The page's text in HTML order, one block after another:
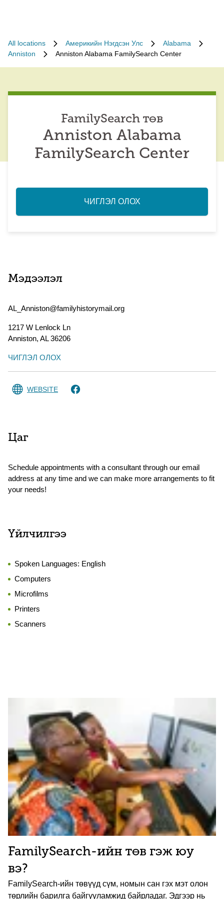
All locations Америкийн Нэгдсэн Улс
Alabama
Anniston
Anniston Alabama FamilySearch Center
FamilySearch төв
Anniston Alabama
FamilySearch Center
ЧИГЛЭЛ ОЛОХ
Мэдээлэл
AL_Anniston@familyhistorymail.org
1217 W Lenlock Ln
Anniston, AL36206
ЧИГЛЭЛ ОЛОХ
WEBSITE
Цаг
Schedule appointments with a consultant through our email
address at any time and we can make more arrangements to fit
your needs!
Үйлчилгээ
Spoken Languages: English
Computers
Microfilms
Printers
Scanners
FamilySearch-ийн төв гэж юу
вэ?
FamilySearch-ийн төвүүд сүм, номын сан гэх мэт олон
төрлийн барилга байгууламжид байрладаг. Эдгээр нь